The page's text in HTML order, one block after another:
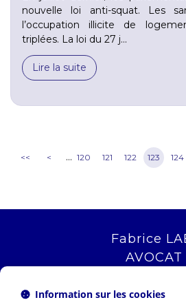
nouvelle loi anti-squat. Les
l’occupation illicite de
triplées. La loi du 27 j...
Lire la suite
<< < ... 120 121 122 123 124
Fabrice
AVOCAT
13006
Information sur les cookies